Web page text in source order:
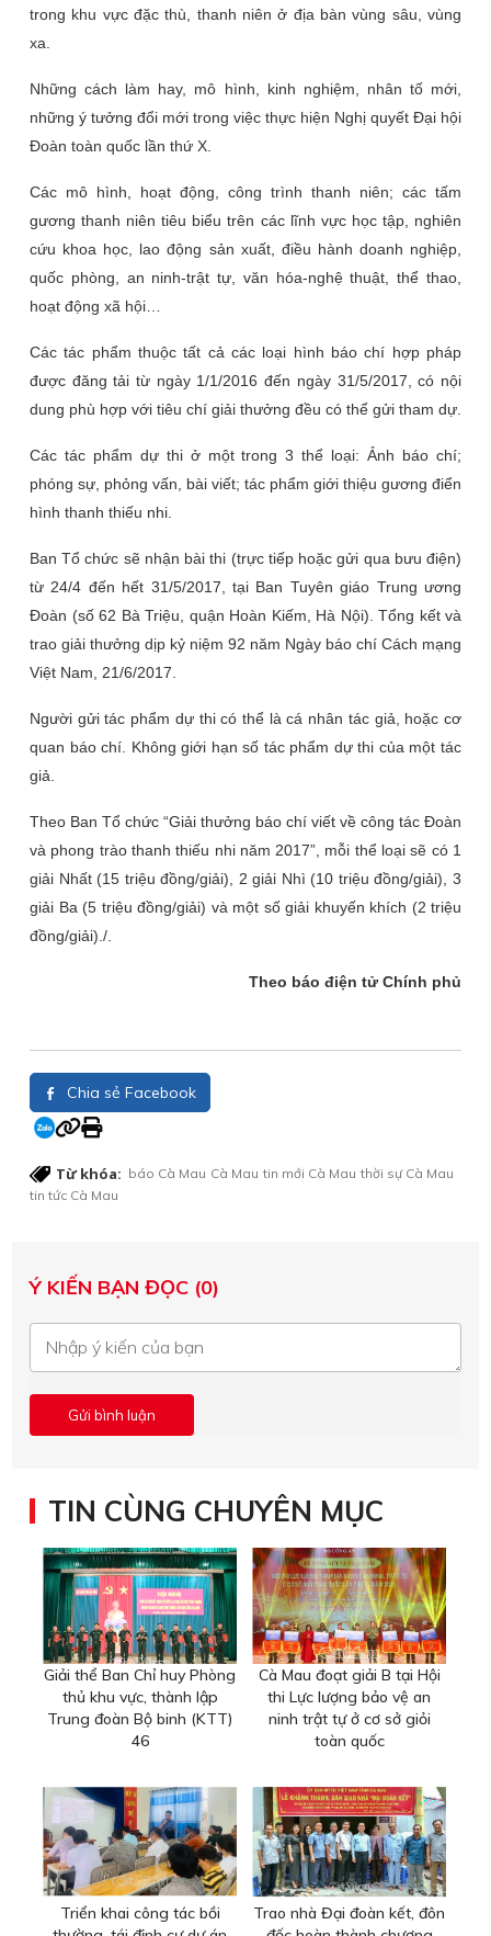
trong khu vực đặc thù, thanh niên ở địa bàn vùng sâu, vùng
xa.
Những cách làm hay, mô hình, kinh nghiệm, nhân tố mới,
những ý tưởng đổi mới trong việc thực hiện Nghị quyết Đại hội
Đoàn toàn quốc lần thứ X.
Các mô hình, hoạt động, công trình thanh niên; các tấm
gương thanh niên tiêu biểu trên các lĩnh vực học tập, nghiên
cứu khoa học, lao động sản xuất, điều hành doanh nghiệp,
quốc phòng, an ninh-trật tự, văn hóa-nghệ thuật, thể thao,
hoạt động xã hội…
Các tác phẩm thuộc tất cả các loại hình báo chí hợp pháp
được đăng tải từ ngày 1/1/2016 đến ngày 31/5/2017, có nội
dung phù hợp với tiêu chí giải thưởng đều có thể gửi tham dự.
Các tác phẩm dự thi ở một trong 3 thể loại: Ảnh báo chí;
phóng sự, phỏng vấn, bài viết; tác phẩm giới thiệu gương điển
hình thanh thiếu nhi.
Ban Tổ chức sẽ nhận bài thi (trực tiếp hoặc gửi qua bưu điện)
từ 24/4 đến hết 31/5/2017, tại Ban Tuyên giáo Trung ương
Đoàn (số 62 Bà Triệu, quận Hoàn Kiếm, Hà Nội). Tổng kết và
trao giải thưởng dịp kỷ niệm 92 năm Ngày báo chí Cách mạng
Việt Nam, 21/6/2017.
Người gửi tác phẩm dự thi có thể là cá nhân tác giả, hoặc cơ
quan báo chí. Không giới hạn số tác phẩm dự thi của một tác
giả.
Theo Ban Tổ chức “Giải thưởng báo chí viết về công tác Đoàn
và phong trào thanh thiếu nhi năm 2017”, mỗi thể loại sẽ có 1
giải Nhất (15 triệu đồng/giải), 2 giải Nhì (10 triệu đồng/giải), 3
giải Ba (5 triệu đồng/giải) và một số giải khuyến khích (2 triệu
đồng/giải)./.
Theo báo điện tử Chính phủ
Chia sẻ Facebook
Từ khóa: báo Cà Mau Cà Mau tin mới Cà Mau thời sự Cà Mau
tin tức Cà Mau
Ý KIẾN BẠN ĐỌC (0)
TIN CÙNG CHUYÊN MỤC
Giải thể Ban Chỉ huy Phòng
thủ khu vực, thành lập
Trung đoàn Bộ binh (KTT)
46
Cà Mau đoạt giải B tại Hội
thi Lực lượng bảo vệ an
ninh trật tự ở cơ sở giỏi
toàn quốc
Triển khai công tác bồi
Trao nhà Đại đoàn kết, đôn